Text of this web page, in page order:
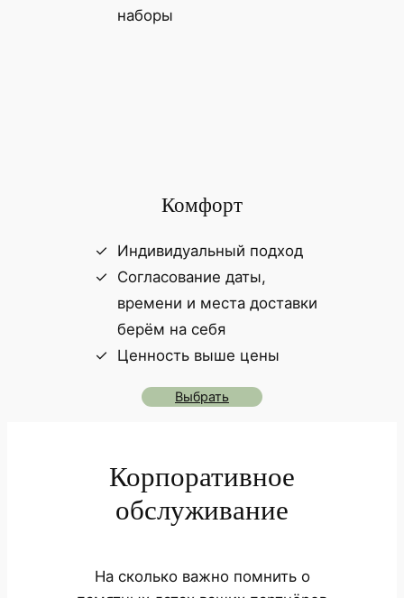
наборы
Комфорт
Индивидуальный подход
Согласование даты,
времени и места доставки
берём на себя
Ценность выше цены
Выбрать
Корпоративное
обслуживание
На сколько важно помнить о